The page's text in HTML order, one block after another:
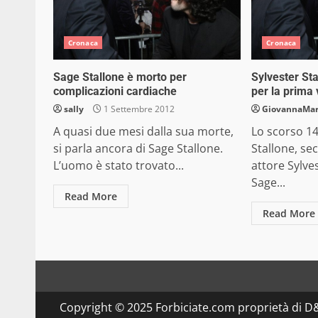
Cronaca
Sage Stallone è morto per
complicazioni cardiache
sally 1 Settembre 2012
A quasi due mesi dalla sua morte,
si parla ancora di Sage Stallone.
L’uomo è stato trovato...
Read More
Cronaca
Sylvester
per la prima
Lo scorso
Stallone,
attore
Sage...
Read More
Copyright © 2025 Forbiciate.com proprietà di